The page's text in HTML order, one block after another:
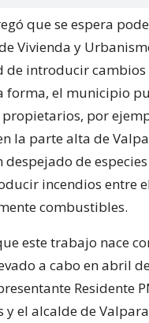
que se espera
Vivienda y
de introducir cambios
forma, el municipio
por
la parte alta de
despejado de
incendios entre
combustibles.
este trabajo nace
a cabo en abril
Residente
y el alcalde de